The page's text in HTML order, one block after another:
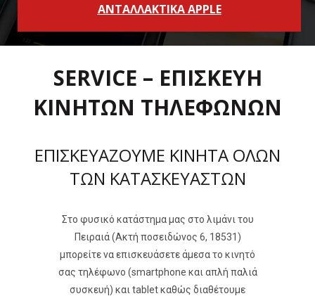
ΑΝΤΑΛΛΑΚΤΙΚΑ APPLE
SERVICE – ΕΠΙΣΚΕΥΗ
ΚΙΝΗΤΩΝ ΤΗΛΕΦΩΝΩΝ
ΕΠΙΣΚΕΥΑΖΟΥΜΕ ΚΙΝΗΤΑ ΟΛΩN
ΤΩΝ ΚΑΤΑΣΚΕΥΑΣΤΩΝ
Στο φυσικό κατάστημα μας στο λιμάνι του
Πειραιά (Ακτή ποσειδώνος 6, 18531)
μπορείτε να επισκευάσετε άμεσα το κινητό
σας τηλέφωνο (smartphone και απλή παλιά
συσκευή) και tablet καθώς διαθέτουμε